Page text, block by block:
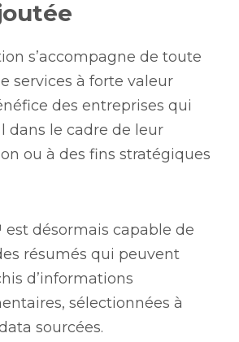
s’accompagne de toute
services à forte valeur
des entreprises qui
dans le cadre de leur
ou à des fins stratégiques
désormais capable de
résumés qui peuvent
d’informations
sélectionnées à
sourcées.